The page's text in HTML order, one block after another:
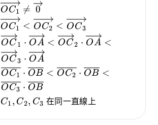
\overrightarrow
{OC_1} \neq
\overrightarrow
0
OC1 
= 0
{\overrightarrow{O
C_{1}}}\lt
{\overrightarrow{O
C_{2}}}\lt
{\overrightarrow{O
C_{3}}}
OC1 < OC2 < OC3
\overrightarrow{O
C}_{1}\cdot\overrightarrow{O
A}\lt \overrightarrow{O
C}_{2}\cdot\overrightarrow{O
A}\lt \overrightarrow{O
C}_{3}\cdot\overrightarrow{O
A}
OC1 ⋅ OA < OC2 ⋅ OA <
OC3 ⋅ OA
\overline{{{O
C_{1}}}}\cdot\overline{{{O
B}}}\lt \overline{{{O
C_{2}}}}\cdot\overline{{{O
B}}}\lt \overline{{{O
OC1 ⋅ OB < OC2 ⋅ OB <
OC3 ⋅ OB
C_{1},C_{2},C_{3}
C1 , C2, C3 在同一直線上